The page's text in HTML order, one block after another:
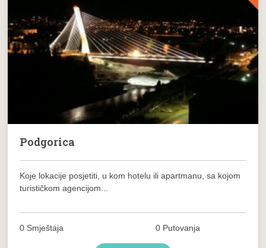
Podgorica
Koje lokacije posjetiti, u kom hotelu ili apartmanu, sa kojom
turističkom agencijom...
0 Smještaja 0 Putovanja